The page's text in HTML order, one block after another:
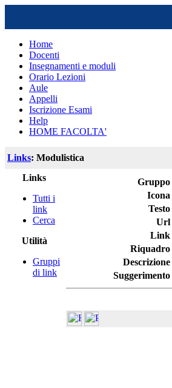
Home
Docenti
Insegnamenti e moduli
Orario Lezioni
Aule
Appelli
Iscrizione Esami
Help
HOME FACOLTA'
Links: Modulistica
Links
Tutti i
link
Cerca
Utilità
Gruppi
di link
Gruppo
Icona
Testo
Url
Link
Riquadro
Descrizione
Suggerimento